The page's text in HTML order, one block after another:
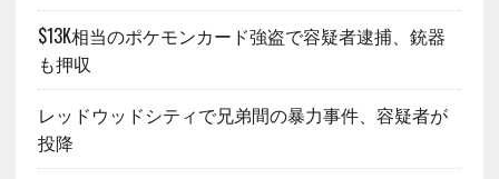
$13K相当のポケモンカード強盗で容疑者逮捕、銃器
も押収
レッドウッドシティで兄弟間の暴力事件、容疑者が
投降